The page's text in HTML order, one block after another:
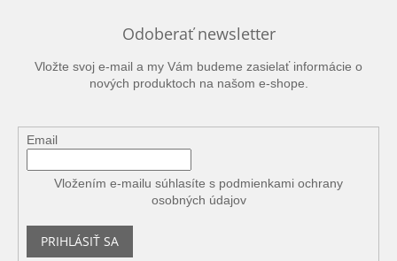
Odoberať newsletter
Vložte svoj e-mail a my Vám budeme zasielať informácie o
nových produktoch na našom e-shope.
Email
Vložením e-mailu súhlasíte s podmienkami ochrany
osobných údajov
PRIHLÁSIŤ SA